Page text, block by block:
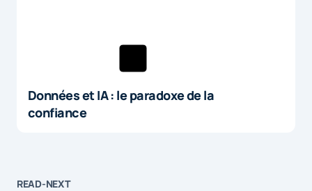
Données et IA : le paradoxe de la
confiance
READ-NEXT